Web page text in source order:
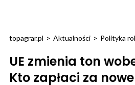
topagrar.pl > Aktualności > Polityka
UE zmienia ton
Kto zapłaci za